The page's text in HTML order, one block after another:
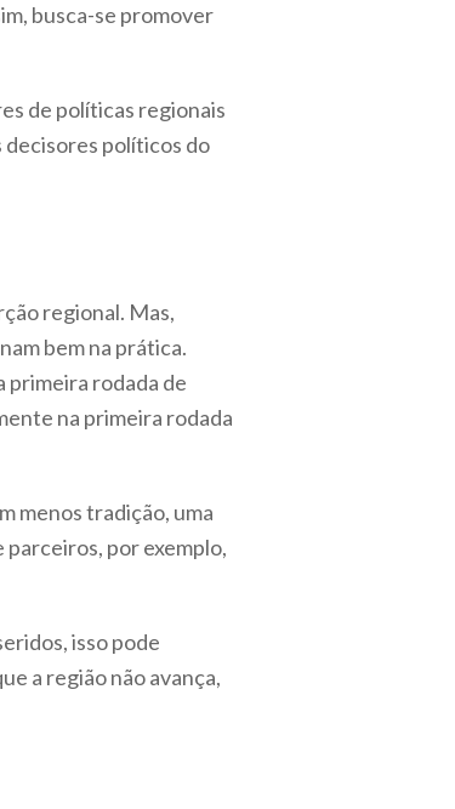
busca-se promover
de políticas regionais
políticos do
regional. Mas,
bem na prática.
primeira rodada de
na primeira rodada
menos tradição, uma
por exemplo,
isso pode
a região não avança,